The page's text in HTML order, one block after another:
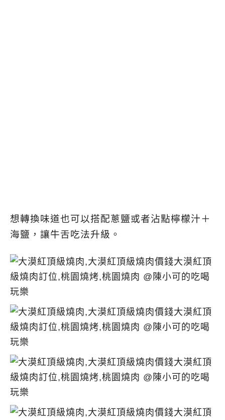
想轉換味道也可以搭配蔥鹽或者沾點檸檬汁＋
海鹽，讓牛舌吃法升級。